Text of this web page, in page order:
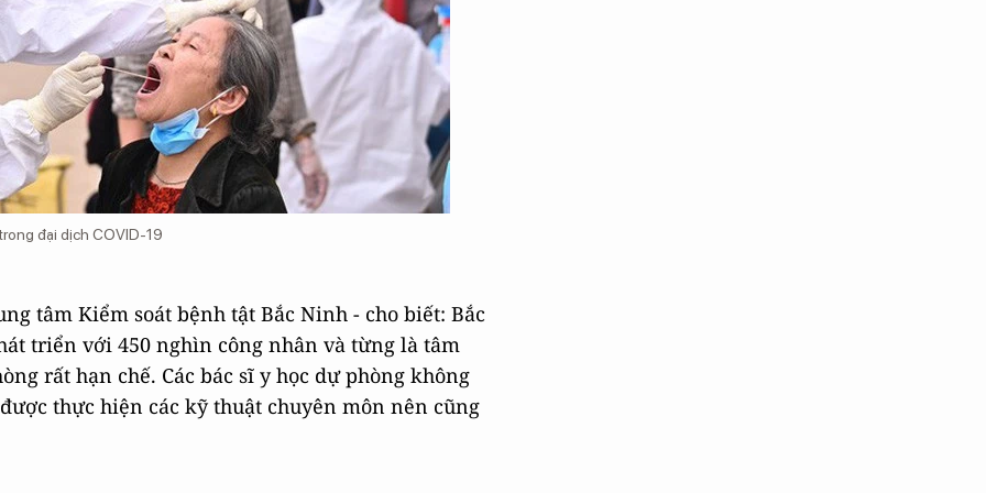
đại dịch COVID-19
tâm Kiểm soát bệnh tật Bắc Ninh - cho biết: Bắc
triển với 450 nghìn công nhân và từng là tâm
rất hạn chế. Các bác sĩ y học dự phòng không
thực hiện các kỹ thuật chuyên môn nên cũng